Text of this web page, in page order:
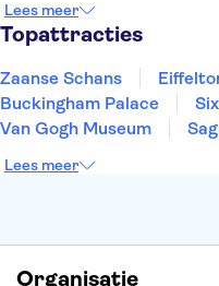
Eindhoven
Lees meer
Topattracties
Zaanse Schans
Buckingham Palace
Van Gogh Museum
Keukenhof
Lees meer
Organisatie